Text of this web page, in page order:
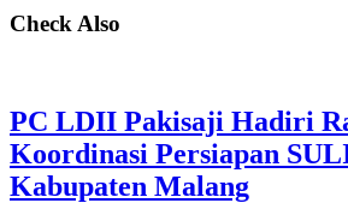
Check Also
PC LDII Pakisaji Hadiri
Koordinasi Persiapan
Kabupaten Malang